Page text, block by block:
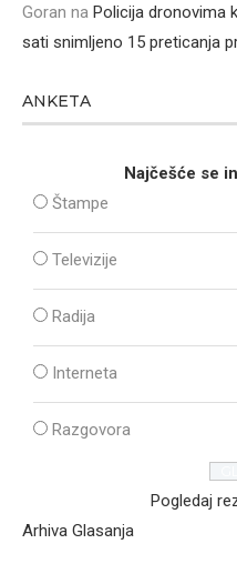
Goran na Policija dronovima
sati snimljeno 15 preticanja
ANKETA
Najčešće se
Štampe
Televizije
Radija
Interneta
Razgovora
Pogledaj
Arhiva Glasanja